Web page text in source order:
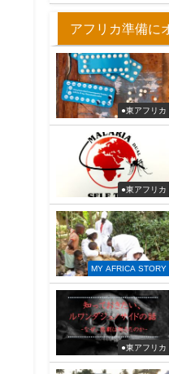
アフリカ準備に
●東アフリカ
●東アフリカ
MY AFRICA STORY
●東アフリカ